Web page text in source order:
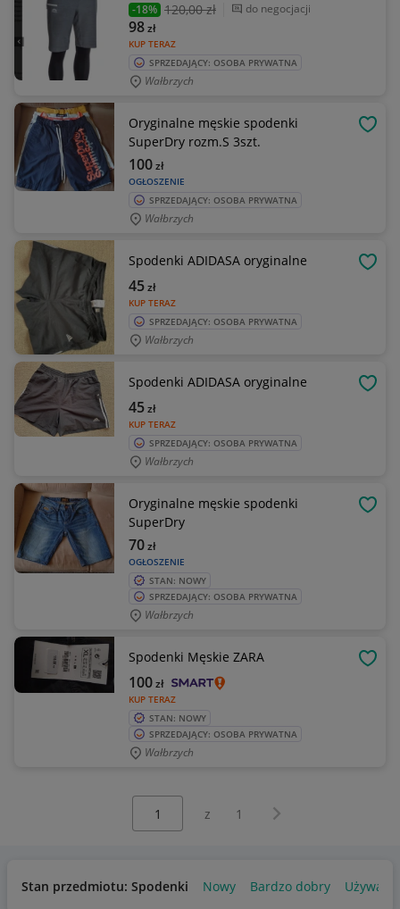
-18% 120,00 zł do negocjacji
KUP TERAZ
98zł
SPRZEDAJĄCY: OSOBA PRYWATNA
Wałbrzych
Oryginalne męskie spodenki
SuperDry rozm.S 3szt.
OGŁOSZENIE
100zł
SPRZEDAJĄCY: OSOBA PRYWATNA
Wałbrzych
Spodenki ADIDASA oryginalne
KUP TERAZ
45zł
SPRZEDAJĄCY: OSOBA PRYWATNA
Wałbrzych
Spodenki ADIDASA oryginalne
KUP TERAZ
45zł
SPRZEDAJĄCY: OSOBA PRYWATNA
Wałbrzych
Oryginalne męskie spodenki
SuperDry
OGŁOSZENIE
70zł
STAN: NOWY
SPRZEDAJĄCY: OSOBA PRYWATNA
Wałbrzych
Spodenki Męskie ZARA
KUP TERAZ
100zł
STAN: NOWY
SPRZEDAJĄCY: OSOBA PRYWATNA
Wałbrzych
z 1 Następna strona
Stan przedmiotu: Spodenki Nowy Bardzo dobry Używany